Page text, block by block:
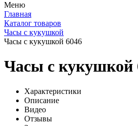
Меню
Главная
Каталог товаров
Часы с кукушкой
Часы с кукушкой 6046
Часы с кукушкой
Характеристики
Описание
Видео
Отзывы